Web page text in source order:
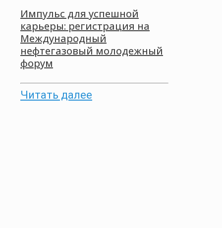
Импульс для успешной
карьеры: регистрация на
Международный
нефтегазовый молодежный
форум
Читать далее